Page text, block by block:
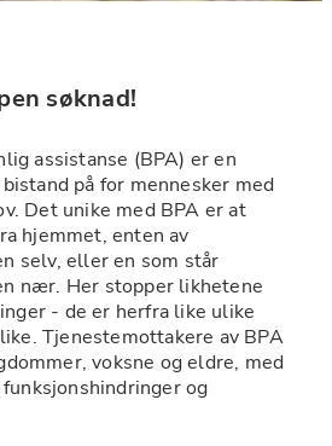
søknad!
assistanse (BPA) er en
på for mennesker med
Det unike med BPA er at
hjemmet, enten av
selv, eller en som står
nær. Her stopper likhetene
- de er herfra like ulike
Tjenestemottakere av BPA
voksne og eldre, med
og